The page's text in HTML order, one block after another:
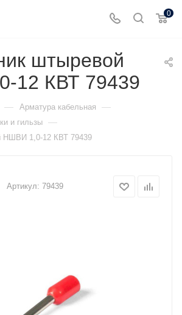
0
штыревой
12 КВТ 79439
— Арматура кабельная —
и гильзы —
НШВИ 1,0-12 КВТ 79439
Артикул: 79439